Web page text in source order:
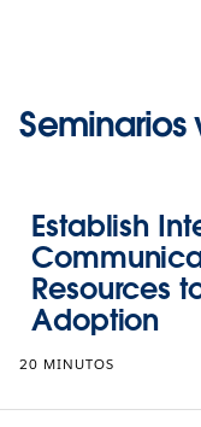
Establish
Resources
Adoption
20 MINUTOS